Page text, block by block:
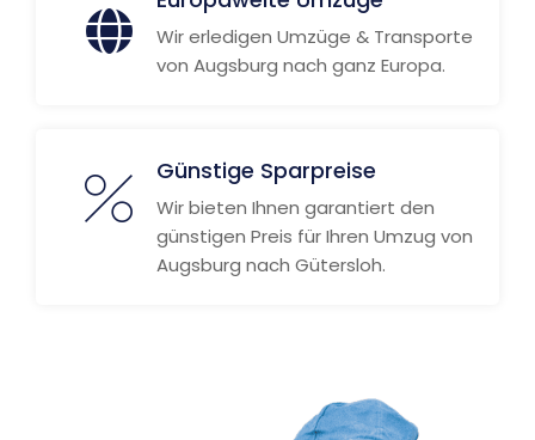
Wir erledigen Umzüge & Transporte
von Augsburg nach ganz Europa.
Günstige Sparpreise
Wir bieten Ihnen garantiert den
günstigen Preis für Ihren Umzug von
Augsburg nach Gütersloh.